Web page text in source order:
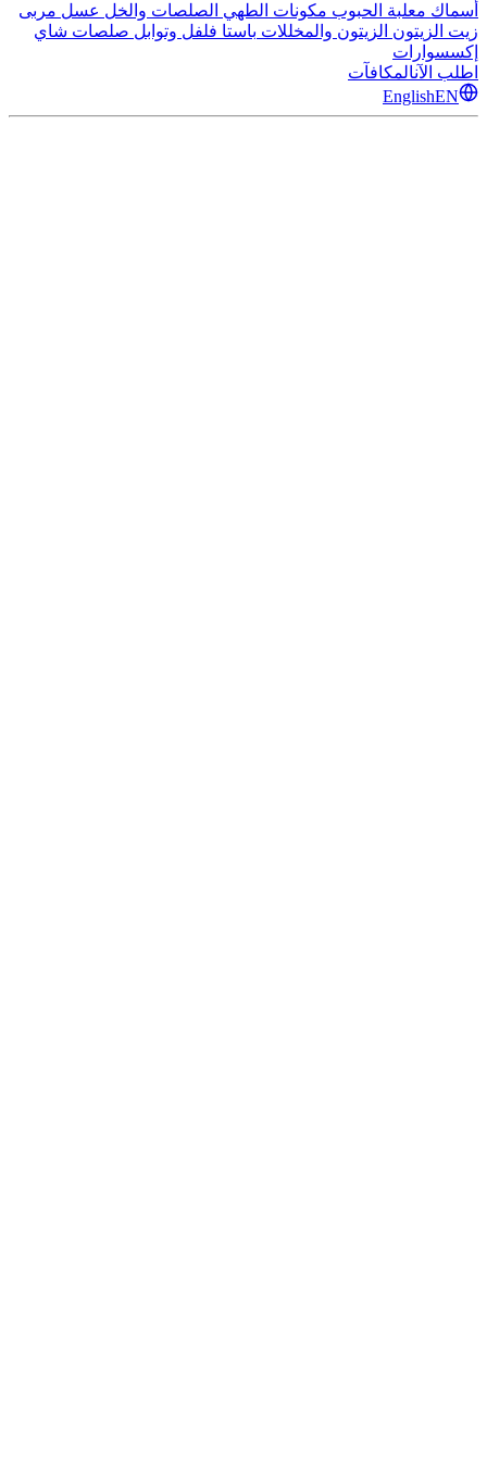
أسماك معلبة الحبوب مكونات الطهي الصلصات والخل عسل مربى
زيت الزيتون الزيتون والمخللات باستا فلفل وتوابل صلصات شاي
إكسسوارات
اطلب الآنالمكافآت
EnglishEN